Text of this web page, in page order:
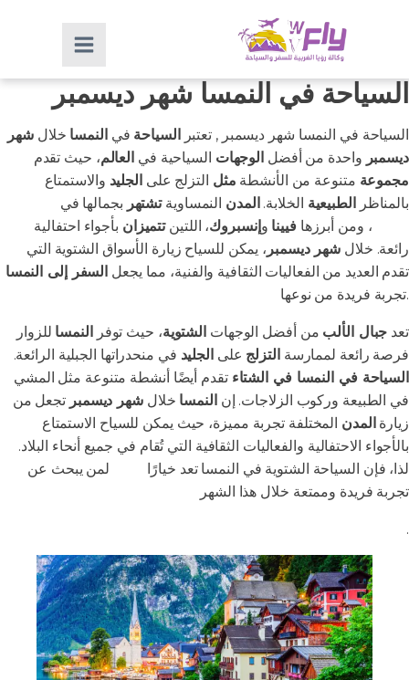
السياحة في النمسا شهر ديسمبر
السياحة في النمسا شهر ديسمبر , تعتبر السياحة في النمسا خلالشهر
ديسمبر واحدة من أفضل الوجهات السياحية في العالم، حيث تقدم
مجموعة متنوعة من الأنشطة مثل التزلج على الجليد والاستمتاع
بالمناظر الطبيعية الخلابة. المدن النمساويةتشتهر بجمالها في
، ومن أبرزها فيينا وإنسبروك، اللتينتتميزان بأجواء احتفالية
رائعة. خلال شهر ديسمبر ، يمكن للسياح زيارة الأسواق الشتوية التي
تقدم العديد من الفعاليات الثقافية والفنية، مما يجعل السفر إلى النمسا
تجربة فريدة من نوعها.
تعد جبال الألب من أفضل الوجهات الشتوية، حيث توفر النمسا للزوار
فرصة رائعة لممارسة التزلج على الجليد في منحدراتها الجبلية الرائعة.
السياحة في النمسا في الشتاء تقدم أيضًا أنشطة متنوعة مثل المشي
في الطبيعة وركوب الزلاجات. إن النمسا خلالشهر ديسمبر تجعل من
زيارة المدن المختلفة تجربة مميزة، حيث يمكن للسياح الاستمتاع
بالأجواء الاحتفالية والفعاليات الثقافية التي تُقام في جميع أنحاء البلاد.
لذا، فإن السياحة الشتوية في النمسا تعد خيارًا
لمن يبحث عن
تجربة فريدة وممتعة خلال هذا الشهر
.